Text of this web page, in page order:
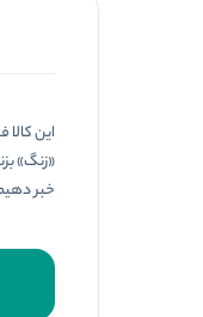
این
«زنگ»
خبر